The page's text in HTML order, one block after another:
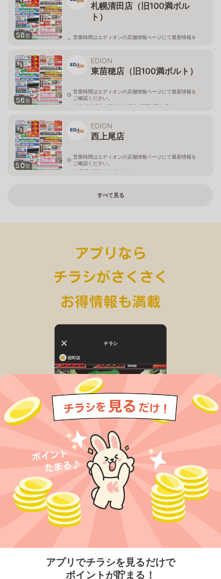
アプリでチラシを見るだけで
ポイントが貯まる！
56枚
札幌清田店（旧100満ボル
ト）
営業時間はエディオンの店舗情報ページにて最新情報を
56枚
EDION
東苗穂店（旧100満ボルト）
営業時間はエディオンの店舗情報ページにて最新情報を
ご確認ください。
北海道札幌市東区東苗穂三条2丁目5番20号
50枚
EDION
西上尾店
営業時間はエディオンの店舗情報ページにて最新情報を
ご確認ください。
埼玉県上尾市小敷谷809-1
すべて見る